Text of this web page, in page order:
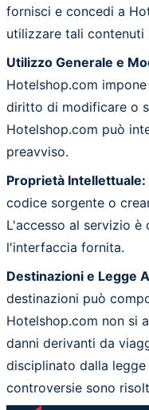
fornisci e concedi a
utilizzare tali contenuti
Utilizzo Generale e
Hotelshop.com
diritto di modificare o
Hotelshop.com può
preavviso.
Proprietà Intellettuale:
codice sorgente o
L'accesso al servizio
l'interfaccia fornita.
Destinazioni e Legge
destinazioni può
Hotelshop.com non si
danni derivanti da
disciplinato dalla
controversie sono